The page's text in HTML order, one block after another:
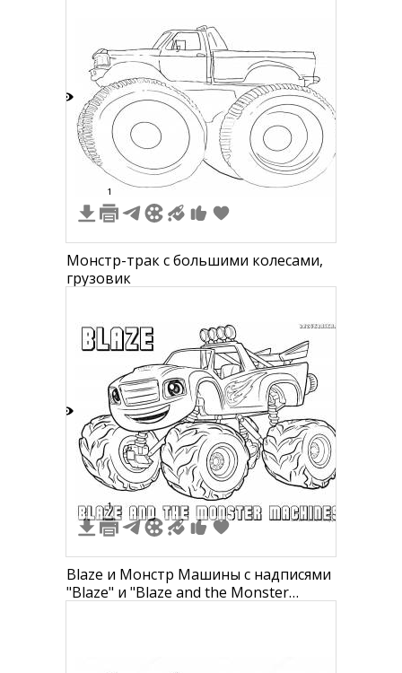
автобус, воздушный шар
1
Монстр-трак с большими колесами,
грузовик
1
Blaze и Монстр Машины с надписями
"Blaze" и "Blaze and the Monster